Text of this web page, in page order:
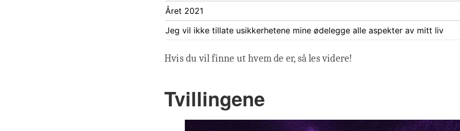
Året 2021
Jeg vil ikke tillate usikkerhetene mine ødelegge alle aspekter av mitt liv
Hvis du vil finne ut hvem de er, så les videre!
Tvillingene